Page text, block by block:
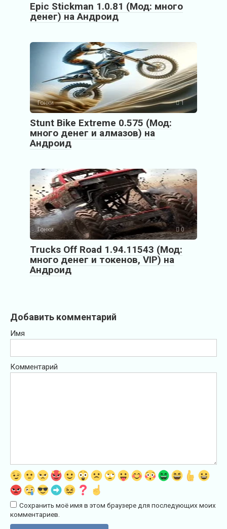
Epic Stickman 1.0.81 (Мод: много
денег) на Андроид
Гонки 1
Stunt Bike Extreme 0.575 (Мод:
много денег и алмазов) на
Андроид
Гонки 0
Trucks Off Road 1.94.11543 (Мод:
много денег и токенов, VIP) на
Андроид
Добавить комментарий
Имя
Комментарий
Сохранить моё имя в этом браузере для последующих моих
комментариев.